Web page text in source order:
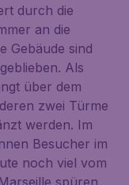
durch die
an die
Gebäude sind
Als
über dem
zwei Türme
werden. Im
Besucher im
noch viel vom
spüren,